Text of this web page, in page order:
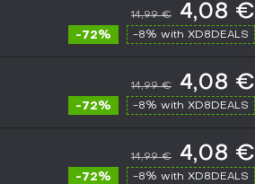
14,99 € 4,08 €
-72% -8% with XD8DEALS
14,99 € 4,08 €
-72% -8% with XD8DEALS
14,99 € 4,08 €
-72% -8% with XD8DEALS